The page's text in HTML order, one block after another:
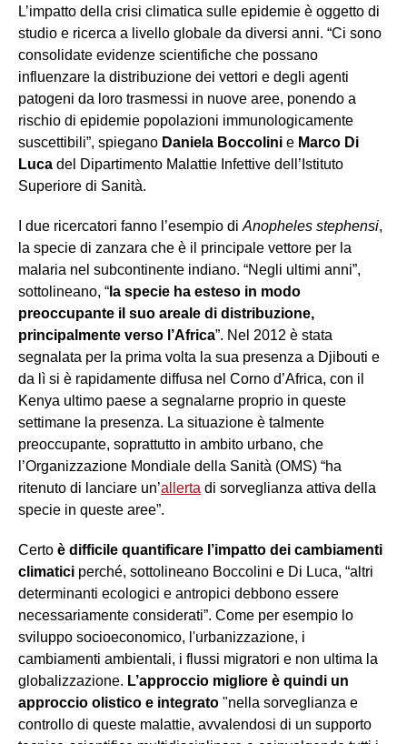
L’impatto della crisi climatica sulle epidemie è oggetto di
studio e ricerca a livello globale da diversi anni. “Ci sono
consolidate evidenze scientifiche che possano
influenzare la distribuzione dei vettori e degli agenti
patogeni da loro trasmessi in nuove aree, ponendo a
rischio di epidemie popolazioni immunologicamente
suscettibili”, spiegano Daniela Boccolini e Marco Di
Luca del Dipartimento Malattie Infettive dell’Istituto
Superiore di Sanità.
I due ricercatori fanno l’esempio di Anopheles stephensi,
la specie di zanzara che è il principale vettore per la
malaria nel subcontinente indiano. “Negli ultimi anni”,
sottolineano, “ la specie ha esteso in modo
preoccupante il suo areale di distribuzione,
principalmente verso l’Africa”. Nel 2012 è stata
segnalata per la prima volta la sua presenza a Djibouti e
da lì si è rapidamente diffusa nel Corno d’Africa, con il
Kenya ultimo paese a segnalarne proprio in queste
settimane la presenza. La situazione è talmente
preoccupante, soprattutto in ambito urbano, che
l’Organizzazione Mondiale della Sanità (OMS) “ha
ritenuto di lanciare un’allerta di sorveglianza attiva della
specie in queste aree”.
Certo è difficile quantificare l’impatto dei cambiamenti
climatici perché, sottolineano Boccolini e Di Luca, “altri
determinanti ecologici e antropici debbono essere
necessariamente considerati”. Come per esempio lo
sviluppo socioeconomico, l'urbanizzazione, i
cambiamenti ambientali, i flussi migratori e non ultima la
globalizzazione. L’approccio migliore è quindi un
approccio olistico e integrato "nella sorveglianza e
controllo di queste malattie, avvalendosi di un supporto